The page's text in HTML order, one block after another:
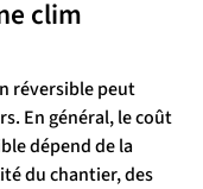
clim
réversible peut
En général, le coût
dépend de la
du chantier, des